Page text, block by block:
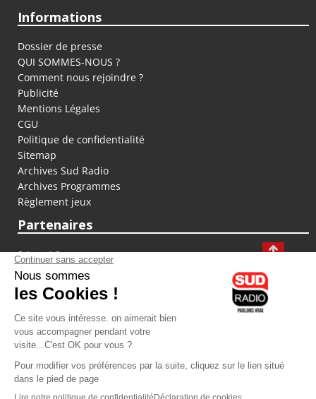
Informations
Dossier de presse
QUI SOMMES-NOUS ?
Comment nous rejoindre ?
Publicité
Mentions Légales
CGU
Politique de confidentialité
Sitemap
Archives Sud Radio
Archives Programmes
Règlement jeux
Partenaires
fiducial.fr
lyoncapitale.fr
olympique-et-lyonnais.com
L'application Iphone / Android
Téléchargez l'application
Les cookies